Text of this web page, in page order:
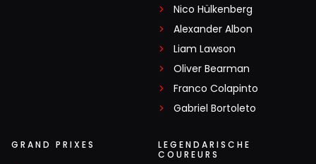
Nico Hülkenberg
Alexander Albon
Liam Lawson
Oliver Bearman
Franco Colapinto
Gabriel Bortoleto
GRAND PRIXES
LEGENDARISCHE
COUREURS